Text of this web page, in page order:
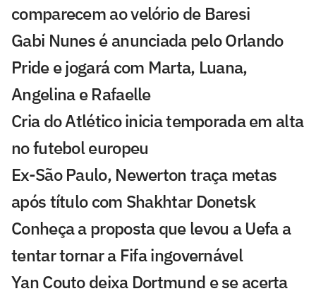
comparecem ao velório de Baresi
Gabi Nunes é anunciada pelo Orlando
Pride e jogará com Marta, Luana,
Angelina e Rafaelle
Cria do Atlético inicia temporada em alta
no futebol europeu
Ex-São Paulo, Newerton traça metas
após título com Shakhtar Donetsk
Conheça a proposta que levou a Uefa a
tentar tornar a Fifa ingovernável
Yan Couto deixa Dortmund e se acerta